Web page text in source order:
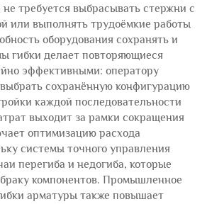
требуется выбрасывать стержни с
или выполнять трудоёмкие работы
оборудования сохранять и
гибки делает повторяющиеся
эффективными: оператору
сохранённую конфигурацию
каждой последовательности
выходит за рамки сокращения
оптимизацию расхода
системы точного управления
перегиба и недогиба, которые
компонентов. Промышленное
арматуры также повышает